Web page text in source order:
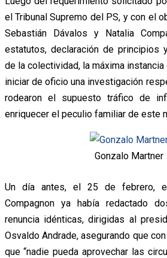
el Tribunal Supremo del PS, y con el
Sebastián Dávalos y Natalia
estatutos, declaración de principios
de la colectividad, la máxima
iniciar de oficio una investigación
rodearon el supuesto tráfico de
enriquecer el peculio familiar de este
Gonzalo Martner
Un día antes, el 25 de febrero,
Compagnon ya había redactado
renuncia idénticas, dirigidas al
Osvaldo Andrade, asegurando que
que “nadie pueda aprovechar las